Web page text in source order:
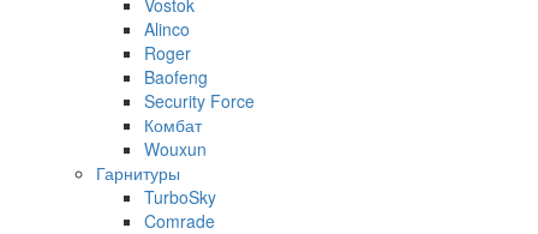
Alinco
Roger
Baofeng
Security Force
Комбат
Wouxun
Гарнитуры
TurboSky
Comrade